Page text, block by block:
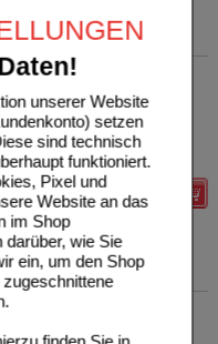
unserer Website
setzen
sind technisch
funktioniert.
Pixel und
Website an das
im Shop
darüber, wie Sie
ein, um den Shop
**
Preis*
sparen 4,91 €
Details
200 St
20%